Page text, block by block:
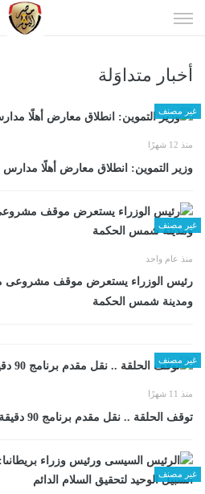
الى
أخبار متداوَلة
غير مصنف
منذ 12 شهرًا
وزير التموين: انطلاق معارض أهلًا مدارس 2025 اعتبارا من 1 سبتمبر
غير مصنف
منذ عام واحد
رئيس الوزراء يستعرض موقف مشروعى
ومدينة شمس الحكمة
غير مصنف
منذ 11 شهرًا
توقف الحلقة .. نقل مقدم برنامج 90 دقيقة إلى المستشفى في وعكة
غير مصنف